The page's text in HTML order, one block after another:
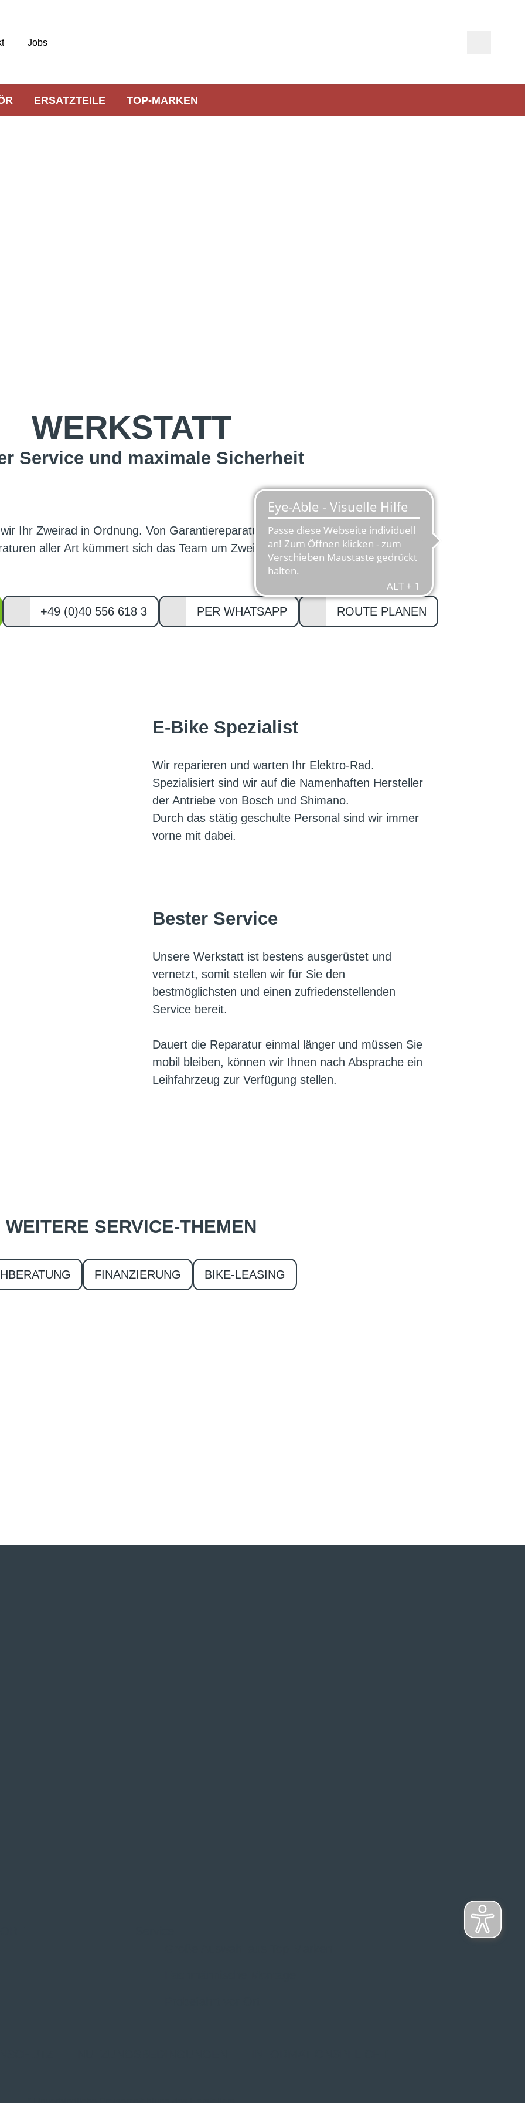
Jobs
ERSATZTEILE TOP-MARKEN
WERKSTATT
Service und maximale Sicherheit
Ihr Zweirad in Ordnung. Von Garantiereparaturen innerhalb der entsprechenden
aller Art kümmert sich das Team um Zweiradmechaniker-Meister Sören
+49 (0)40 556 618 3 PER WHATSAPP ROUTE PLANEN
E-Bike Spezialist
Wir reparieren und warten Ihr Elektro-Rad.
Spezialisiert sind wir auf die Namenhaften Hersteller
der Antriebe von Bosch und Shimano.
Durch das stätig geschulte Personal sind wir immer
vorne mit dabei.
Bester Service
Unsere Werkstatt ist bestens ausgerüstet und
vernetzt, somit stellen wir für Sie den
bestmöglichsten und einen zufriedenstellenden
Service bereit.
Dauert die Reparatur einmal länger und müssen Sie
mobil bleiben, können wir Ihnen nach Absprache ein
Leihfahrzeug zur Verfügung stellen.
WEITERE SERVICE-THEMEN
FINANZIERUNG BIKE-LEASING